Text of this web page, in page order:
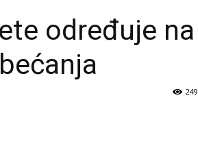
određuje na
249